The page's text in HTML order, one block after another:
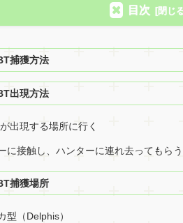
目次
捕獲方法
出現方法
出現する場所に行く
に接触し、ハンターに連れ去ってもらう
捕獲場所
（Delphis）